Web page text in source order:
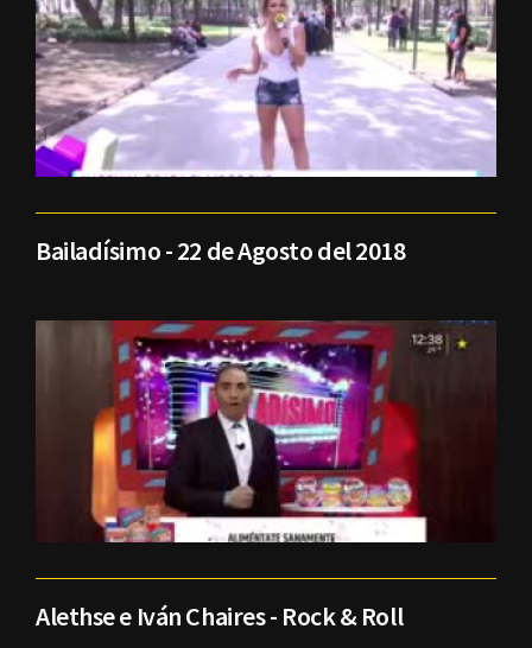
Bailadísimo - 22 de Agosto del 2018
Alethse e Iván Chaires - Rock & Roll